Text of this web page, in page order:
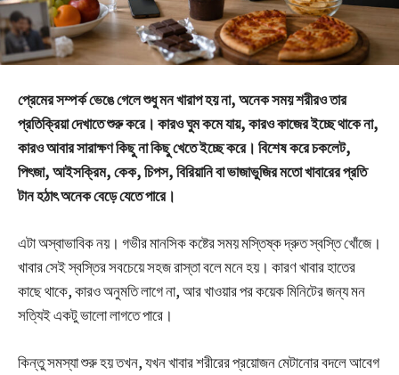
প্রেমের সম্পর্ক ভেঙে গেলে শুধু মন খারাপ হয় না, অনেক সময় শরীরও তার
প্রতিক্রিয়া দেখাতে শুরু করে। কারও ঘুম কমে যায়, কারও কাজের ইচ্ছে থাকে না,
কারও আবার সারাক্ষণ কিছু না কিছু খেতে ইচ্ছে করে। বিশেষ করে চকলেট,
পিৎজা, আইসক্রিম, কেক, চিপস, বিরিয়ানি বা ভাজাভুজির মতো খাবারের প্রতি
টান হঠাৎ অনেক বেড়ে যেতে পারে।
এটা অস্বাভাবিক নয়। গভীর মানসিক কষ্টের সময় মস্তিষ্ক দ্রুত স্বস্তি খোঁজে।
খাবার সেই স্বস্তির সবচেয়ে সহজ রাস্তা বলে মনে হয়। কারণ খাবার হাতের
কাছে থাকে, কারও অনুমতি লাগে না, আর খাওয়ার পর কয়েক মিনিটের জন্য মন
সত্যিই একটু ভালো লাগতে পারে।
কিন্তু সমস্যা শুরু হয় তখন, যখন খাবার শরীরের প্রয়োজন মেটানোর বদলে আবেগ